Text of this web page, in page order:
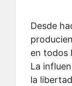
Desde
en todos
La
la